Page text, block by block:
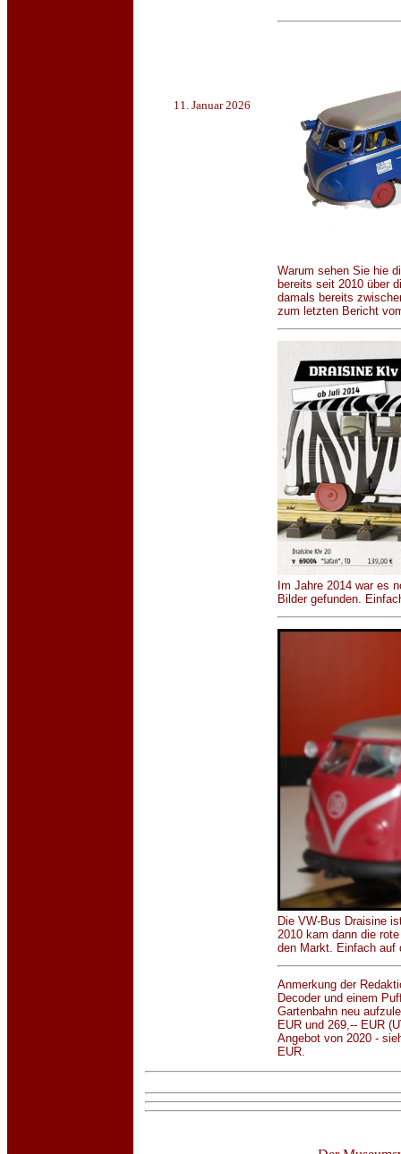
11. Januar 2026
Warum sehen Sie hie
bereits seit 2010 über
damals bereits
zum letzten Bericht
Im Jahre 2014 war es
Bilder gefunden.
Die VW-Bus Draisine
2010 kam dann die
den Markt. Einfach auf
Anmerkung der
Decoder und einem
Gartenbahn neu
EUR und 269,-- EUR
Angebot von 2020 -
EUR.